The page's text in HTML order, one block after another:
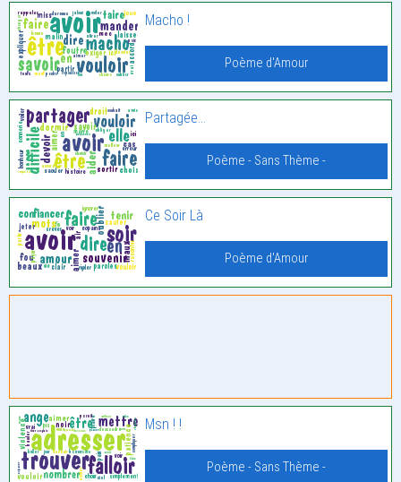
Macho !
Poème d'Amour
Partagée…
Poème - Sans Thème -
Ce Soir Là
Poème d'Amour
Msn ! !
Poème - Sans Thème -